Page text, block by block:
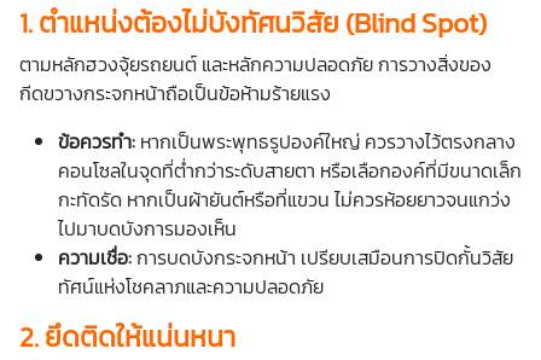
1. ตำแหน่งต้องไม่บังทัศนวิสัย (Blind Spot)
ตามหลักฮวงจุ้ยรถยนต์ และหลักความปลอดภัย การวางสิ่งของ
กีดขวางกระจกหน้าถือเป็นข้อห้ามร้ายแรง
ข้อควรทำ: หากเป็นพระพุทธรูปองค์ใหญ่ ควรวางไว้ตรงกลาง
คอนโซลในจุดที่ต่ำกว่าระดับสายตา หรือเลือกองค์ที่มีขนาดเล็ก
กะทัดรัด หากเป็นผ้ายันต์หรือที่แขวน ไม่ควรห้อยยาวจนแกว่ง
ไปมาบดบังการมองเห็น
ความเชื่อ:การบดบังกระจกหน้า เปรียบเสมือนการปิดกั้นวิสัย
ทัศน์แห่งโชคลาภและความปลอดภัย
2. ยึดติดให้แน่นหนา